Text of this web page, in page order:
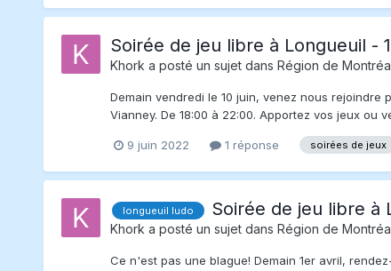
Soirée de jeu libre à Longueuil -
Khork a posté un sujet dans Région de
Demain vendredi le 10 juin, venez nous
Vianney. De 18:00 à 22:00. Apportez vos jeux ou
9 juin 2022 1 réponse soirées de jeux
longueuil ludo Soirée de jeu libre à
Khork a posté un sujet dans Région de
Ce n'est pas une blague! Demain 1er avril,